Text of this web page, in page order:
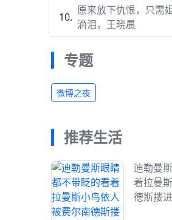
原来放下仇恨，只需
滴泪，王晓晨
专题
微博之夜
推荐生活
迪勒曼
着拉曼
德斯搂